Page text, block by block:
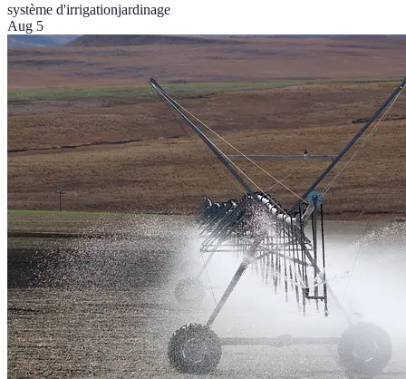
système d'irrigationjardinage
Aug 5